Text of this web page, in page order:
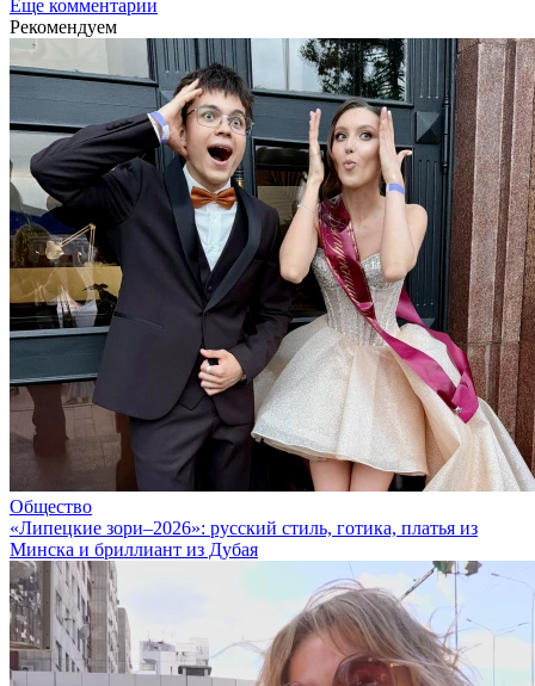
Еще комментарии
Рекомендуем
Общество
«Липецкие зори–2026»: русский стиль, готика, платья из
Минска и бриллиант из Дубая